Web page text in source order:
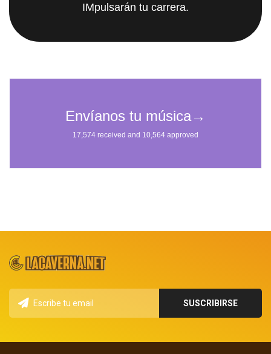
IMpulsarán tu carrera.